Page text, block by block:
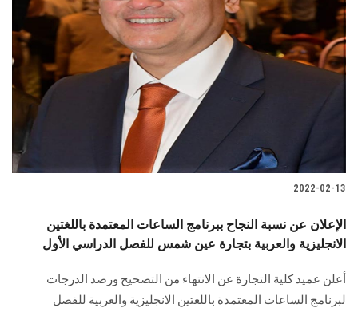
2022-02-13
الإعلان عن نسبة النجاح ببرنامج الساعات المعتمدة باللغتين
الانجليزية والعربية بتجارة عين شمس للفصل الدراسي الأول
أعلن عميد كلية التجارة عن الانتهاء من التصحيح ورصد الدرجات
لبرنامج الساعات المعتمدة باللغتين الانجليزية والعربية للفصل